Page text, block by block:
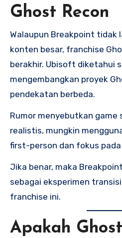
Ghost Recon
Walaupun Breakpoint tidak
konten besar, franchise
berakhir. Ubisoft diketahui
mengembangkan proyek
pendekatan berbeda.
Rumor menyebutkan game
realistis, mungkin
first-person dan fokus
Jika benar, maka
sebagai eksperimen
franchise ini.
Apakah